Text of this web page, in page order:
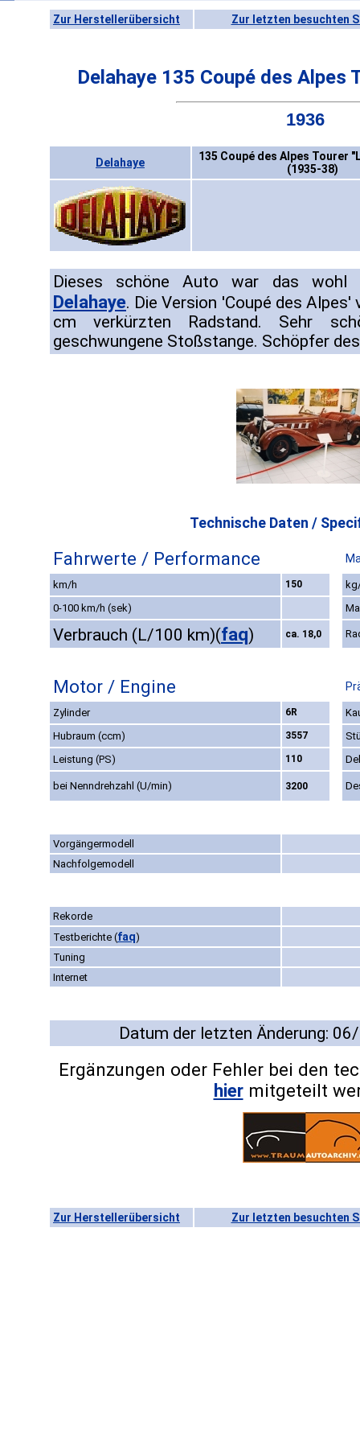
Zur Herstellerübersicht Zur letzten besuchten
Delahaye 135 Coupé des Alpes
1936
Delahaye
135 Coupé des Alpes Tourer
(1935-38)
Dieses schöne Auto war das wohl
Delahaye. Die Version 'Coupé des
cm verkürzten Radstand. Sehr
geschwungene Stoßstange. Schöpfer
Technische Daten /
Fahrwerte / Performance
km/h 150
0-100 km/h (sek)
Verbrauch (L/100 km)(faq) ca. 18,0
Motor / Engine
Zylinder 6R
Hubraum (ccm)
3557
Leistung (PS)
110
bei Nenndrehzahl (U/min) 3200
Vorgängermodell
Nachfolgemodell
Rekorde
Testberichte (faq)
Tuning
Internet
Datum der letzten Änderung:
Ergänzungen oder Fehler bei den
hiermitgeteilt
Zur Herstellerübersicht Zur letzten besuchten